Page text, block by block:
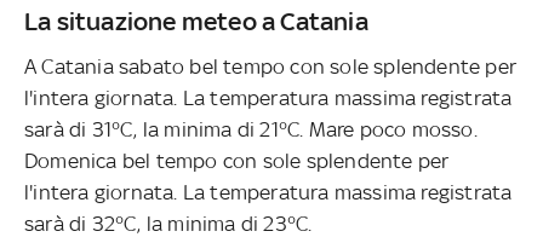
La situazione meteo a Catania
A Catania sabato bel tempo con sole splendente per
l'intera giornata. La temperatura massima registrata
sarà di 31°C, la minima di 21°C. Mare poco mosso.
Domenica bel tempo con sole splendente per
l'intera giornata. La temperatura massima registrata
sarà di 32°C, la minima di 23°C.